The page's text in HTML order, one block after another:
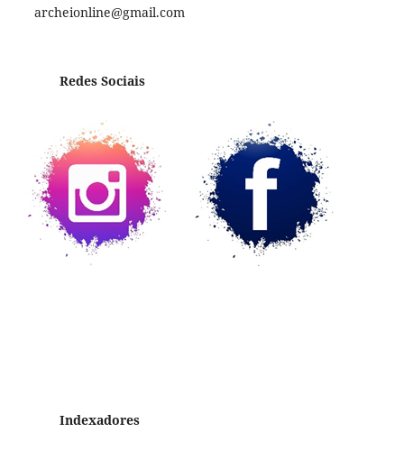
archeionline@gmail.com
Redes Sociais
Indexadores